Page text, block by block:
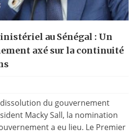
au Sénégal : Un
axé sur la continuité
du gouvernement
Macky Sall, la nomination
a eu lieu. Le Premier